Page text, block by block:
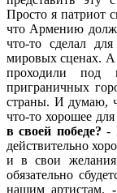
Просто я патриот
что Армению
что-то сделал
мировых сценах. А
проходили
приграничных
страны. И думаю,
что-то хорошее
в своей победе? -
действительно
и в свои
обязательно
нашим артистам.